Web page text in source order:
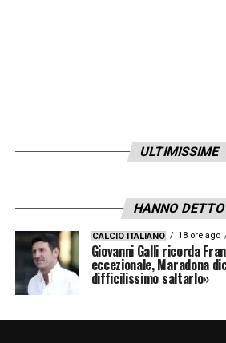
ULTIMISSIME
HANNO DETTO
CALCIO ITALIANO 18 ore ago
Giovanni Galli ricorda
eccezionale, Maradona
difficilissimo saltarlo»